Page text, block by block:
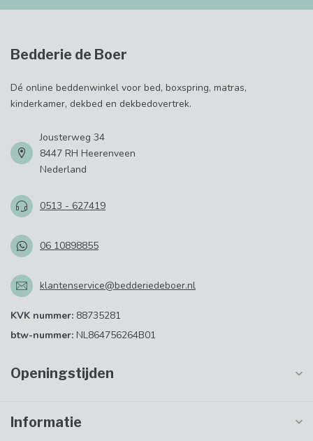
Bedderie de Boer
Dé online beddenwinkel voor bed, boxspring, matras,
kinderkamer, dekbed en dekbedovertrek.
Jousterweg 34
8447 RH Heerenveen
Nederland
0513 - 627419
06 10898855
klantenservice@bedderiedeboer.nl
KVK nummer: 88735281
btw-nummer: NL864756264B01
Openingstijden
Informatie